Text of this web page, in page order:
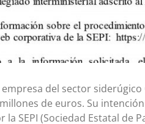
del sector
de euros. Su
SEPI (Sociedad Estatal de